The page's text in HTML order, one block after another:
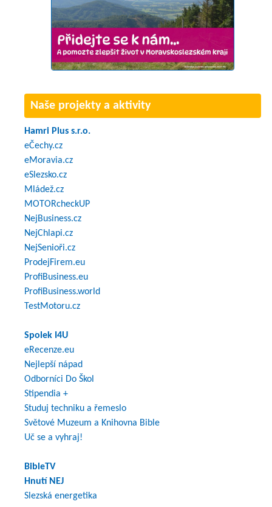
Naše projekty a aktivity
Hamri Plus s.r.o.
eČechy.cz
eMoravia.cz
eSlezsko.cz
Mládež.cz
MOTORcheckUP
NejBusiness.cz
NejChlapi.cz
NejSenioři.cz
ProdejFirem.eu
ProfiBusiness.eu
ProfiBusiness.world
TestMotoru.cz
Spolek I4U
eRecenze.eu
Nejlepší nápad
Odborníci Do Škol
Stipendia +
Studuj techniku a řemeslo
Světové Muzeum a Knihovna Bible
Uč se a vyhraj!
BibleTV
Hnutí NEJ
Slezská energetika